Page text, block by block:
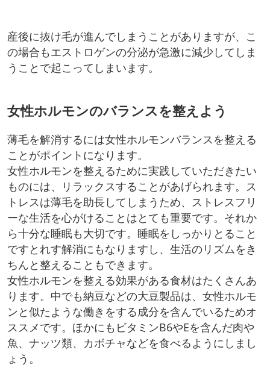
産後に抜け毛が進んでしまうことがありますが、こ
の場合もエストロゲンの分泌が急激に減少してしま
うことで起こってしまいます。
女性ホルモンのバランスを整えよう
薄毛を解消するには女性ホルモンバランスを整える
ことがポイントになります。
女性ホルモンを整えるために実践していただきたい
ものには、リラックスすることがあげられます。ス
トレスは薄毛を助長してしまうため、ストレスフリ
ーな生活を心がけることはとても重要です。それか
ら十分な睡眠も大切です。睡眠をしっかりとること
ですとれす解消にもなりますし、生活のリズムをき
ちんと整えることもできます。
女性ホルモンを整える効果がある食材はたくさんあ
ります。中でも納豆などの大豆製品は、女性ホルモ
ンと似たような働きをする成分を含んでいるためオ
ススメです。ほかにもビタミンB6やEを含んだ肉や
魚、ナッツ類、カボチャなどを食べるようにしまし
ょう。